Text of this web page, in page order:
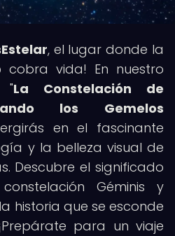
, el lugar donde la
cobra vida! En nuestro
"La Constelación de
los Gemelos
en el fascinante
y la belleza visual de
Descubre el significado
Géminis y
historia que se esconde
para un viaje